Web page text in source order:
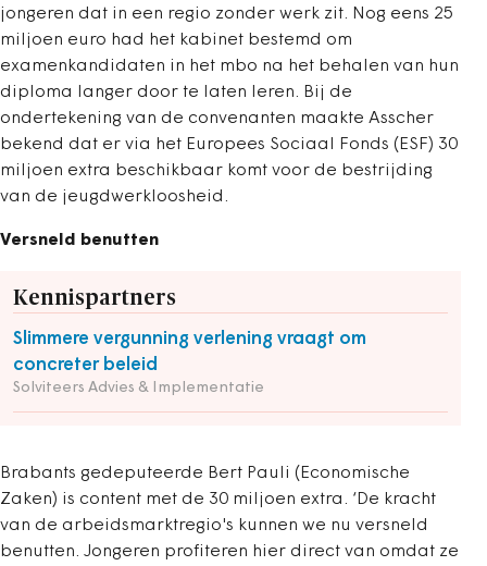
jongeren dat in een regio zonder werk zit. Nog eens 25
miljoen euro had het kabinet bestemd om
examenkandidaten in het mbo na het behalen van hun
diploma langer door te laten leren. Bij de
ondertekening van de convenanten maakte Asscher
bekend dat er via het Europees Sociaal Fonds (ESF) 30
miljoen extra beschikbaar komt voor de bestrijding
van de jeugdwerkloosheid.
Versneld benutten
Kennispartners
Slimmere vergunning verlening vraagt om
concreter beleid
Solviteers Advies & Implementatie
Brabants gedeputeerde Bert Pauli (Economische
Zaken) is content met de 30 miljoen extra. ‘De kracht
van de arbeidsmarktregio's kunnen we nu versneld
benutten. Jongeren profiteren hier direct van omdat ze